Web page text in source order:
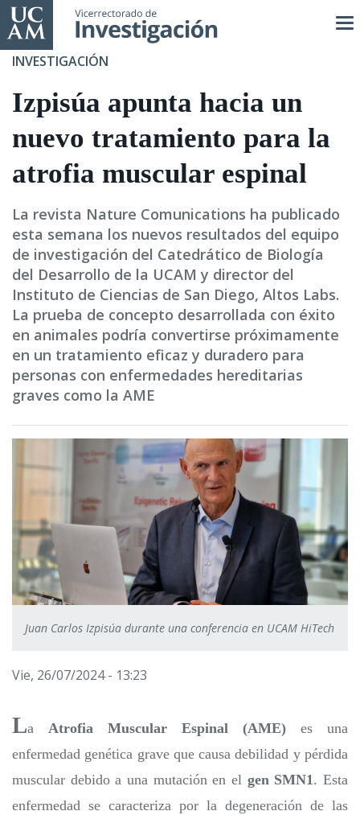
Pasar
al
contenido
INVESTIGACIÓN
Izpisúa apunta hacia un
nuevo tratamiento para la
atrofia muscular espinal
La revista Nature Comunications ha publicado
esta semana los nuevos resultados del equipo
de investigación del Catedrático de Biología
del Desarrollo de la UCAM y director del
Instituto de Ciencias de San Diego, Altos Labs.
La prueba de concepto desarrollada con éxito
en animales podría convertirse próximamente
en un tratamiento eficaz y duradero para
personas con enfermedades hereditarias
graves como la AME
Juan Carlos Izpisúa durante una conferencia en UCAM HiTech
Vie, 26/07/2024 - 13:23
La Atrofia Muscular Espinal (AME) es una
enfermedad genética grave que causa debilidad y pérdida
muscular debido a una mutación en el gen SMN1. Esta
enfermedad se caracteriza por la degeneración de las